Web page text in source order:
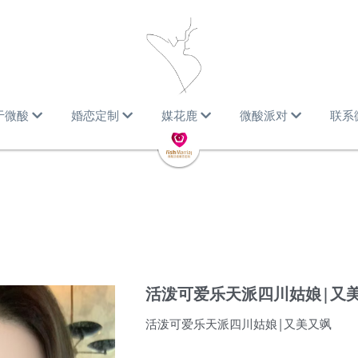
微酸 婚恋定制 媒花鹿 微酸派对 联系
活泼可爱乐天派四川姑娘|又
活泼可爱乐天派四川姑娘|又美又飒